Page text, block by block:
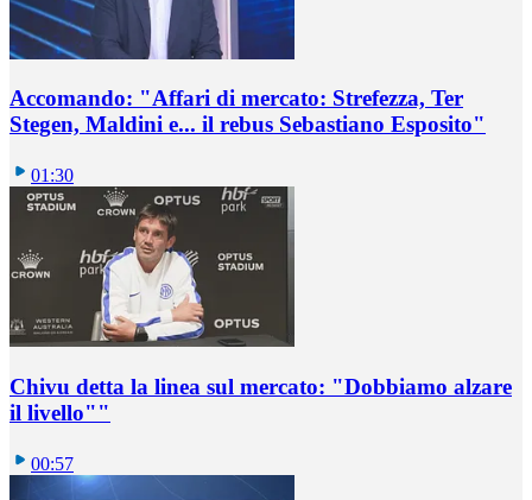
Accomando: "Affari di mercato: Strefezza, Ter
Stegen, Maldini e... il rebus Sebastiano Esposito"
01:30
Chivu detta la linea sul mercato: "Dobbiamo alzare
il livello""
00:57